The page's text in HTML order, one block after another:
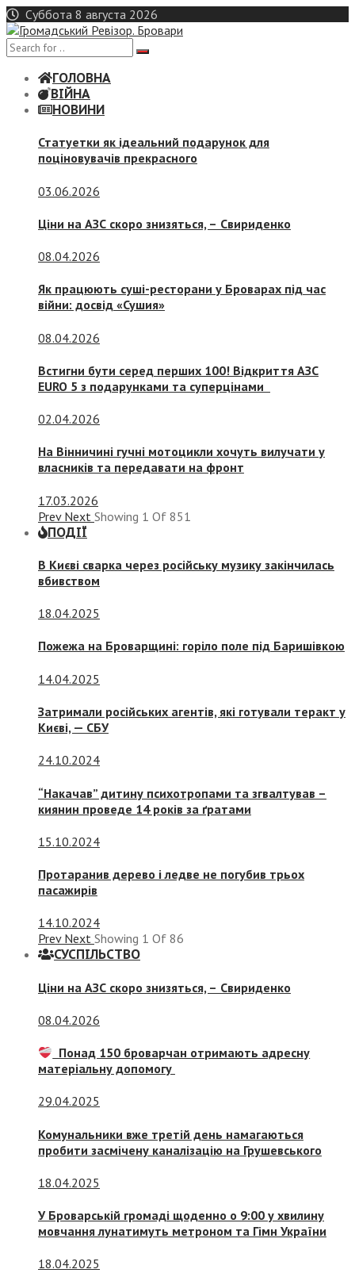
Skip
to
content
Суббота 8 августа 2026
ГОЛОВНА
ВІЙНА
НОВИНИ
Статуетки як ідеальний подарунок для
поціновувачів прекрасного
03.06.2026
Ціни на АЗС скоро знизяться, – Свириденко
08.04.2026
Як працюють суші-ресторани у Броварах під час
війни: досвід «Сушия»
08.04.2026
Встигни бути серед перших 100! Відкриття АЗС
EURO 5 з подарунками та суперцінами
02.04.2026
На Вінничині гучні мотоцикли хочуть вилучати у
власників та передавати на фронт
17.03.2026
Prev Next Showing 1 Of 851
ПОДІЇ
В Києві сварка через російську музику закінчилась
вбивством
18.04.2025
Пожежа на Броварщині: горіло поле під Баришівкою
14.04.2025
Затримали російських агентів, які готували теракт у
Києві, — СБУ
24.10.2024
“Накачав” дитину психотропами та згвалтував –
киянин проведе 14 років за ґратами
15.10.2024
Протаранив дерево і ледве не погубив трьох
пасажирів
14.10.2024
Prev Next Showing 1 Of 86
СУСПIЛЬСТВО
Ціни на АЗС скоро знизяться, – Свириденко
08.04.2026
Понад 150 броварчан отримають адресну
матеріальну допомогу
29.04.2025
Комунальники вже третій день намагаються
пробити засмічену каналізацію на Грушевського
18.04.2025
У Броварській громаді щоденно о 9:00 у хвилину
мовчання лунатимуть метроном та Гімн України
18.04.2025